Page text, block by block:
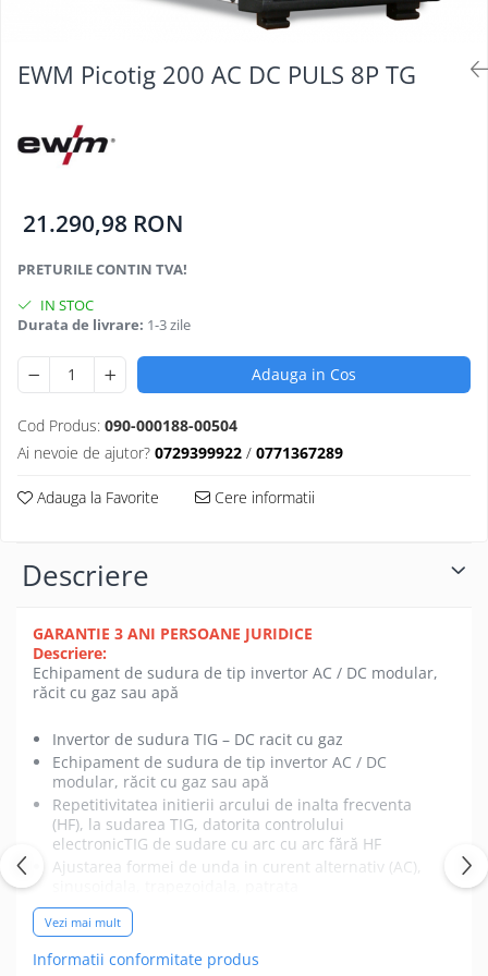
EWM Picotig 200 AC DC PULS 8P TG
21.290,98 RON
PRETURILE CONTIN TVA!
IN STOC
Durata de livrare: 1-3 zile
Adauga in Cos
Cod Produs: 090-000188-00504
Ai nevoie de ajutor? 0729399922 / 0771367289
Adauga la Favorite Cere informatii
Descriere
GARANTIE 3 ANI PERSOANE JURIDICE
Descriere:
Echipament de sudura de tip invertor AC / DC modular,
răcit cu gaz sau apă
Invertor de sudura TIG – DC racit cu gaz
Echipament de sudura de tip invertor AC / DC
modular, răcit cu gaz sau apă
Repetitivitatea initierii arcului de inalta frecventa
(HF), la sudarea TIG, datorita controlului
electronicTIG de sudare cu arc cu arc fără HF
Ajustarea formei de unda in curent alternativ (AC),
Ajustarea frecventei in curent alternativ (AC) intre
50 Hz si 200 Hz
Ajustarea balansului in curent alternativ (AC)
Vezi mai mult
Informatii conformitate produs